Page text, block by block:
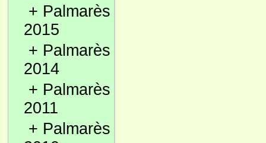
+ Palmarès
2015
+ Palmarès
2014
+ Palmarès
2011
+ Palmarès